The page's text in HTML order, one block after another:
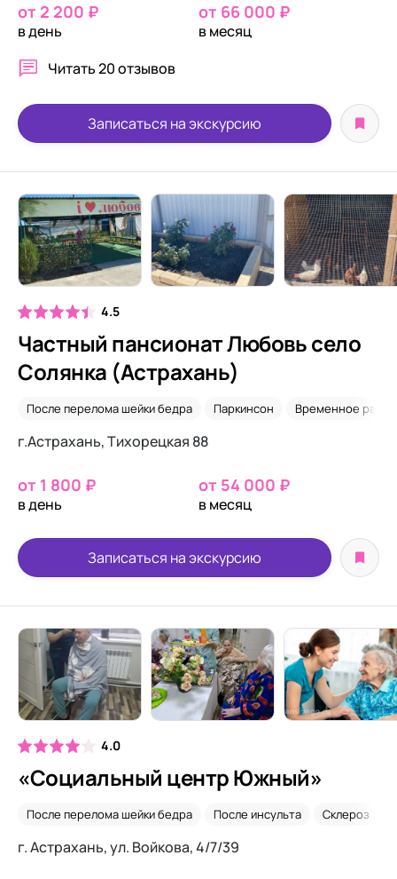
от 2 200 ₽
в день
от 66 000 ₽
в месяц
Читать20 отзывов
Записаться на экскурсию
4.5
Частный пансионат Любовь село
Солянка (Астрахань)
После перелома шейки бедра Паркинсон Временное
г.Астрахань, Тихорецкая 88
от 1 800 ₽
в день
от 54 000 ₽
в месяц
Записаться на экскурсию
4.0
«Социальный центр Южный»
После перелома шейки бедра После инсульта Склероз
г. Астрахань, ул. Войкова, 4/7/39